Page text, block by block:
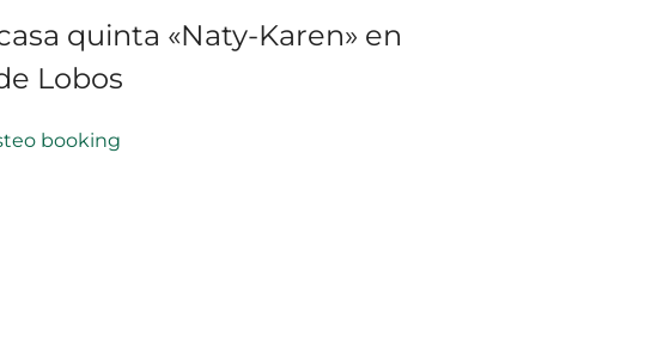
quinta «Naty-Karen» en
Lobos
booking